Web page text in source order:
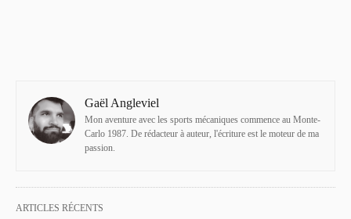
Gaël Angleviel
Mon aventure avec les sports mécaniques commence au Monte-
Carlo 1987. De rédacteur à auteur, l'écriture est le moteur de ma
passion.
ARTICLES RÉCENTS